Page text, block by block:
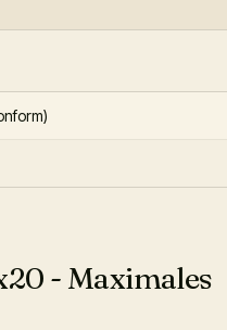
- Maximales